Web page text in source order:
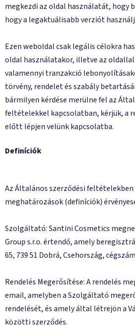
megkezdi az oldal használatát, hogy
hogy a legaktuálisabb verziót
Ezen weboldal csak legális célokra
oldal használatakor, illetve az
valamennyi tranzakció
törvény, rendelet és szabály
bármilyen kérdése merülne fel az
feltételekkel kapcsolatban, kérjük, a
előtt lépjen velünk kapcsolatba.
Definíciók
Az Általános szerződési feltételekben
meghatározások (definíciók)
Szolgáltató: Santini Cosmetics
Group s.r.o. értendő, amely
65, 739 51 Dobrá, Csehország,
Rendelés Megerősítése: A rendelés
email, amelyben a Szolgáltató
rendelését, és amely által létrejön a
közötti szerződés.